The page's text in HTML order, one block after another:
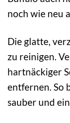
noch wie neu
Die glatte,
zu reinigen.
hartnäckiger
entfernen. So
sauber und